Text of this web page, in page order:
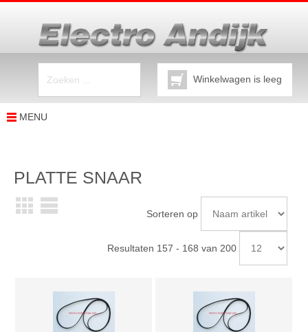
Winkelwagen is leeg
MENU
PLATTE SNAAR
Sorteren op
Resultaten 157 - 168 van 200